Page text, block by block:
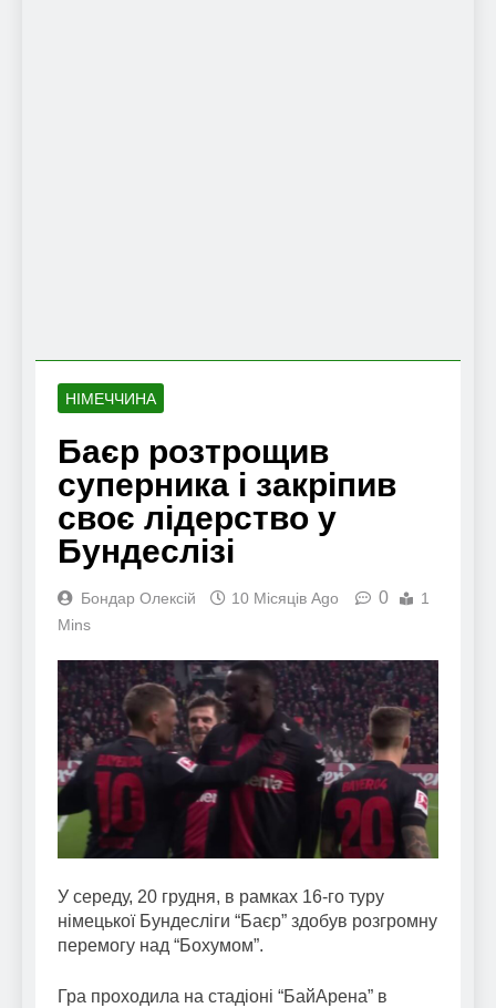
НІМЕЧЧИНА
Баєр розтрощив
суперника і закріпив
своє лідерство у
Бундеслізі
Бондар Олексій 10 Місяців Ago 0
1
Mins
У середу, 20 грудня, в рамках 16-го туру
німецької Бундесліги “Баєр” здобув розгромну
перемогу над “Бохумом”.
Гра проходила на стадіоні “БайАрена” в